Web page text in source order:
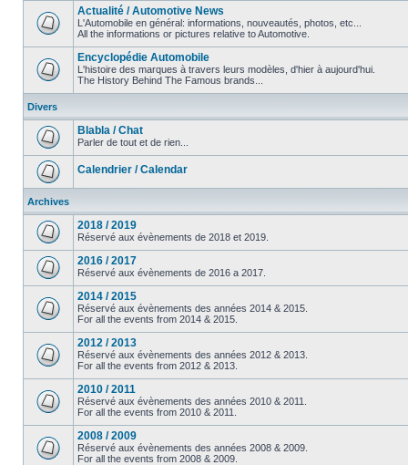
Actualité / Automotive News
L'Automobile en général: informations, nouveautés, photos, etc...
All the informations or pictures relative to Automotive.
Encyclopédie Automobile
L'histoire des marques à travers leurs modèles, d'hier à aujourd'hui.
The History Behind The Famous brands...
Divers
Blabla / Chat
Parler de tout et de rien...
Calendrier / Calendar
Archives
2018 / 2019
Réservé aux évènements de 2018 et 2019.
2016 / 2017
Réservé aux évènements de 2016 a 2017.
2014 / 2015
Réservé aux évènements des années 2014 & 2015.
For all the events from 2014 & 2015.
2012 / 2013
Réservé aux évènements des années 2012 & 2013.
For all the events from 2012 & 2013.
2010 / 2011
Réservé aux évènements des années 2010 & 2011.
For all the events from 2010 & 2011.
2008 / 2009
Réservé aux évènements des années 2008 & 2009.
For all the events from 2008 & 2009.